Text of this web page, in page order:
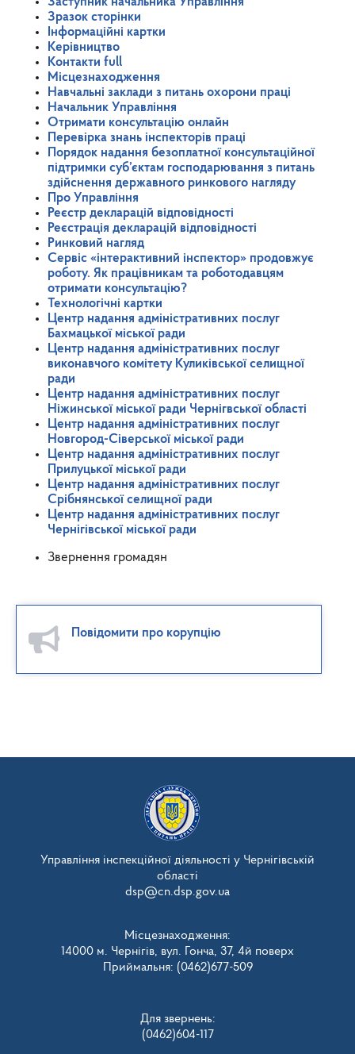
Зразок сторінки
Інформаційні картки
Керівництво
Контакти full
Місцезнаходження
Навчальні заклади з питань охорони праці
Начальник Управління
Отримати консультацію онлайн
Перевірка знань інспекторів праці
Порядок надання безоплатної консультаційної
підтримки суб’єктам господарювання з питань
здійснення державного ринкового нагляду
Про Управління
Реєстр декларацій відповідності
Реєстрація декларацій відповідності
Ринковий нагляд
Сервіс «інтерактивний інспектор» продовжує
роботу. Як працівникам та роботодавцям
отримати консультацію?
Технологічні картки
Центр надання адміністративних послуг
Бахмацької міської ради
Центр надання адміністративних послуг
виконавчого комітету Куликівської селищної
ради
Центр надання адміністративних послуг
Ніжинської міської ради Чернігвської області
Центр надання адміністративних послуг
Новгород-Сіверської міської ради
Центр надання адміністративних послуг
Прилуцької міської ради
Центр надання адміністративних послуг
Срібнянської селищної ради
Центр надання адміністративних послуг
Чернігівської міської ради
Звернення громадян
Повідомити про корупцію
Управління інспекційної діяльності у Чернігівській
області
dsp@cn.dsp.gov.ua
Місцезнаходження:
14000 м. Чернігів, вул. Гонча, 37, 4й поверх
Приймальня: (0462)677-509
Для звернень:
(0462)604-117